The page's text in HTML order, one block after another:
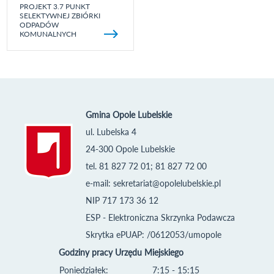
PROJEKT 3.7 PUNKT
SELEKTYWNEJ ZBIÓRKI
ODPADÓW
KOMUNALNYCH
Gmina Opole Lubelskie
ul. Lubelska 4
24-300 Opole Lubelskie
tel. 81 827 72 01; 81 827 72 00
e-mail: sekretariat@opolelubelskie.pl
NIP 717 173 36 12
ESP - Elektroniczna Skrzynka Podawcza
Skrytka ePUAP: /0612053/umopole
Godziny pracy Urzędu Miejskiego
Poniedziałek:
7:15 - 15:15